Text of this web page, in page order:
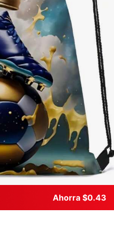
Ahorra $0.43